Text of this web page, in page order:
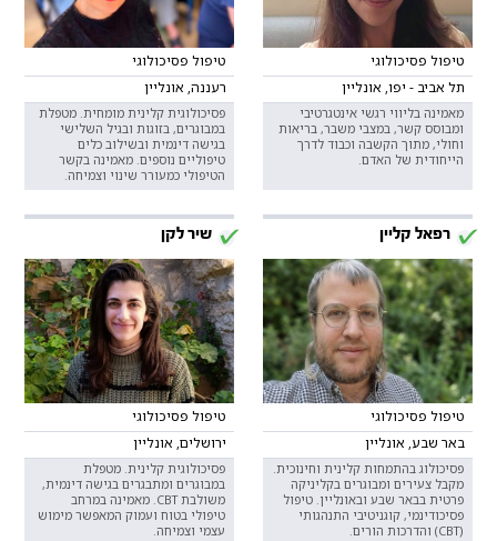
טיפול פסיכולוגי
תל אביב - יפו, אונליין
מאמינה בליווי רגשי אינטגרטיבי
ומבוסס קשר, במצבי משבר, בריאות
וחולי, מתוך הקשבה וכבוד לדרך
הייחודית של האדם.
טיפול פסיכולוגי
רעננה, אונליין
פסיכולוגית קלינית מומחית. מטפלת
במבוגרים, בזוגות ובגיל השלישי
בגישה דינמית ובשילוב כלים
טיפוליים נוספים. מאמינה בקשר
הטיפולי כמעורר שינוי וצמיחה.
רפאל קליין
טיפול פסיכולוגי
באר שבע, אונליין
פסיכולוג בהתמחות קלינית וחינוכית.
מקבל צעירים ומבוגרים בקליניקה
פרטית בבאר שבע ובאונליין. טיפול
פסיכודינמי, קוגניטיבי התנהגותי
(CBT) והדרכות הורים.
שיר לקן
טיפול פסיכולוגי
ירושלים, אונליין
פסיכולוגית קלינית. מטפלת
במבוגרים ומתבגרים בגישה דינמית,
משולבת CBT. מאמינה במרחב
טיפולי בטוח ועמוק המאפשר מימוש
עצמי וצמיחה.